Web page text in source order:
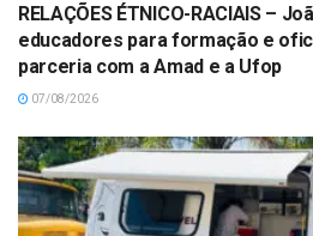
RELAÇÕES ÉTNICO-RACIAIS –
educadores para formação e
parceria com a Amad e a Ufop
07/08/2026